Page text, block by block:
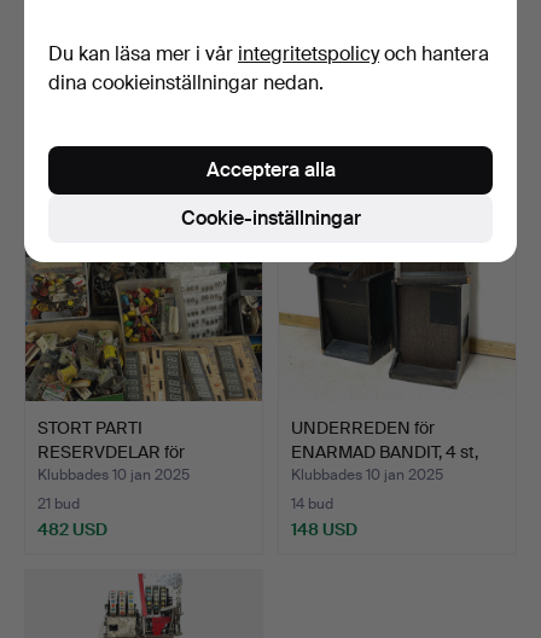
tivoli, eldriven. 19…
tivoli, eldriven. 19…
Klubbades 10 jan 2025
STORT PARTI
RESERVDELAR för
FLIPPERSPEL, 1…
Klubbades 10 jan 2025
21 bud
482 USD
UNDERREDEN för
ENARMAD BANDIT, 4 st,
1900-…
Klubbades 10 jan 2025
14 bud
148 USD
Du kan läsa mer i vår integritetspolicyoch hantera
dina cookieinställningar nedan.
Cookie-inställningar
Acceptera alla